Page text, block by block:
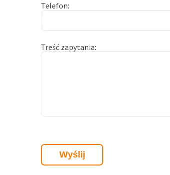
Telefon
Treść zapytania